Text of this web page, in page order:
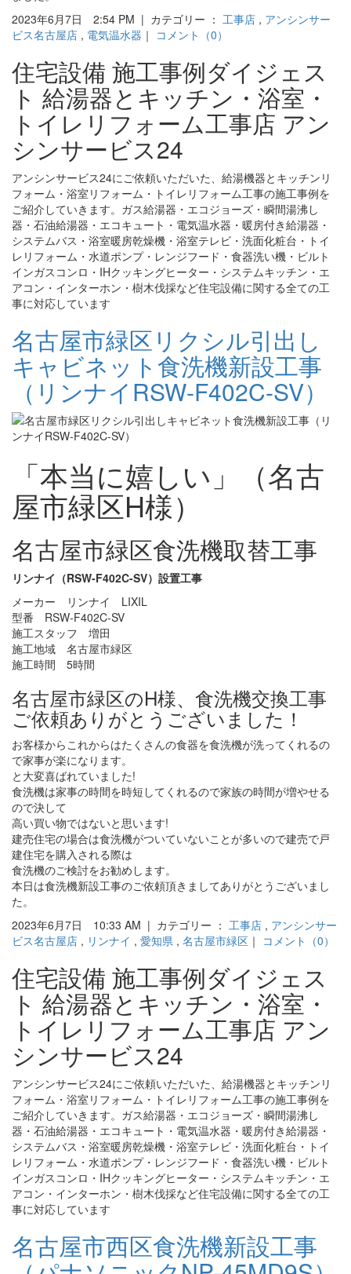
2023年6月7日 2:54 PM | カテゴリー ： 工事店 , アンシンサー
ビス名古屋店 , 電気温水器 ｜ コメント（0）
住宅設備 施工事例ダイジェス
ト 給湯器とキッチン・浴室・
トイレリフォーム工事店 アン
シンサービス24
アンシンサービス24にご依頼いただいた、給湯機器とキッチンリ
フォーム・浴室リフォーム・トイレリフォーム工事の施工事例を
ご紹介していきます。ガス給湯器・エコジョーズ・瞬間湯沸し
器・石油給湯器・エコキュート・電気温水器・暖房付き給湯器・
システムバス・浴室暖房乾燥機・浴室テレビ・洗面化粧台・トイ
レリフォーム・水道ポンプ・レンジフード・食器洗い機・ビルト
インガスコンロ・IHクッキングヒーター・システムキッチン・エ
アコン・インターホン・樹木伐採など住宅設備に関する全ての工
事に対応しています
名古屋市緑区リクシル引出し
キャビネット食洗機新設工事
（リンナイRSW-F402C-SV）
「本当に嬉しい」（名古
屋市緑区H様）
名古屋市緑区食洗機取替工事
リンナイ（RSW-F402C-SV）設置工事
メーカー リンナイ LIXIL
型番 RSW-F402C-SV
施工スタッフ 増田
施工地域 名古屋市緑区
施工時間 5時間
名古屋市緑区のH様、食洗機交換工事
ご依頼ありがとうございました！
お客様からこれからはたくさんの食器を食洗機が洗ってくれるの
で家事が楽になります。
と大変喜ばれていました!
食洗機は家事の時間を時短してくれるので家族の時間が増やせる
ので決して
高い買い物ではないと思います!
建売住宅の場合は食洗機がついていないことが多いので建売で戸
建住宅を購入される際は
食洗機のご検討をお勧めします。
本日は食洗機新設工事のご依頼頂きましてありがとうございまし
た。
2023年6月7日 10:33 AM | カテゴリー ： 工事店 , アンシンサー
ビス名古屋店 , リンナイ , 愛知県 , 名古屋市緑区 ｜ コメント（0）
住宅設備 施工事例ダイジェス
ト 給湯器とキッチン・浴室・
トイレリフォーム工事店 アン
シンサービス24
アンシンサービス24にご依頼いただいた、給湯機器とキッチンリ
フォーム・浴室リフォーム・トイレリフォーム工事の施工事例を
ご紹介していきます。ガス給湯器・エコジョーズ・瞬間湯沸し
器・石油給湯器・エコキュート・電気温水器・暖房付き給湯器・
システムバス・浴室暖房乾燥機・浴室テレビ・洗面化粧台・トイ
レリフォーム・水道ポンプ・レンジフード・食器洗い機・ビルト
インガスコンロ・IHクッキングヒーター・システムキッチン・エ
アコン・インターホン・樹木伐採など住宅設備に関する全ての工
事に対応しています
名古屋市西区食洗機新設工事